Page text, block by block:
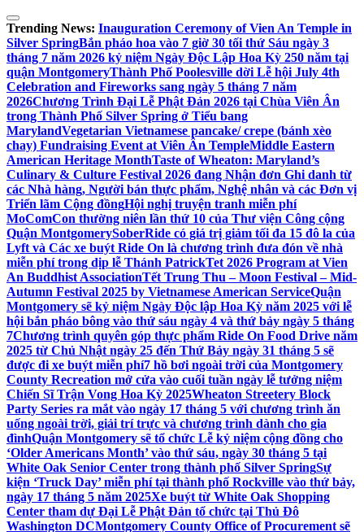
Skip
to
content
Trending News: Inauguration Ceremony of Vien An Temple in
Silver SpringBắn pháo hoa vào 7 giờ 30 tối thứ Sáu ngày 3
tháng 7 năm 2026 kỷ niệm Ngày Độc Lập Hoa Kỳ 250 năm tại
quận MontgomeryThành Phố Poolesville dời Lễ hội July 4th
Celebration and Fireworks sang ngày 5 tháng 7 năm
2026Chương Trình Đại Lễ Phật Đản 2026 tại Chùa Viên Ân
trong Thành Phố Silver Spring ở Tiểu bang
MarylandVegetarian Vietnamese pancake/ crepe (bánh xèo
chay) Fundraising Event at Viên Ân TempleMiddle Eastern
American Heritage MonthTaste of Wheaton: Maryland’s
Culinary & Culture Festival 2026 đang Nhận đơn Ghi danh từ
các Nhà hàng, Người bán thực phẩm, Nghệ nhân và các Đơn vị
Triển lãm Cộng đồngHội nghị truyện tranh miễn phí
MoComCon thường niên lần thứ 10 của Thư viện Công cộng
Quận MontgomerySoberRide có giá trị giảm tối đa 15 đô la của
Lyft và Các xe buýt Ride On là chương trình đưa đón về nhà
miễn phí trong dịp lễ Thánh PatrickTet 2026 Program at Vien
An Buddhist AssociationTết Trung Thu – Moon Festival – Mid-
Autumn Festival 2025 by Vietnamese American ServiceQuận
Montgomery sẽ kỷ niệm Ngày Độc lập Hoa Kỳ năm 2025 với lễ
hội bắn pháo bông vào thứ sáu ngày 4 và thứ bảy ngày 5 tháng
7Chương trình quyên góp thực phẩm Ride On Food Drive năm
2025 từ Chủ Nhật ngày 25 đến Thứ Bảy ngày 31 tháng 5 sẽ
được đi xe buýt miễn phí7 hồ bơi ngoài trời của Montgomery
County Recreation mở cửa vào cuối tuần ngày lễ tưởng niệm
Chiến Sĩ Trận Vong Hoa Kỳ 2025Wheaton Streetery Block
Party Series ra mắt vào ngày 17 tháng 5 với chương trình ăn
uống ngoài trời, giải trí trực và chương trình dành cho gia
đìnhQuận Montgomery sẽ tổ chức Lễ kỷ niệm cộng đồng cho
‘Older Americans Month’ vào thứ sáu, ngày 30 tháng 5 tại
White Oak Senior Center trong thành phố Silver SpringSự
kiện ‘Truck Day’ miễn phí tại thành phố Rockville vào thứ bảy,
ngày 17 tháng 5 năm 2025Xe buýt từ White Oak Shopping
Center tham dự Đại Lễ Phật Đản tổ chức tại Thủ Đô
Washington DCMontgomery County Office of Procurement sẽ